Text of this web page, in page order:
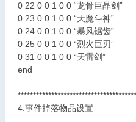
0 22 0 0 1 0 0 “龙骨巨晶剑”
0 23 0 0 1 0 0 “天魔斗神”
0 24 0 0 1 0 0 “暴风锯齿”
0 25 0 0 1 0 0 “烈火巨刃”
0 31 0 0 1 0 0 “天雷剑”
end
4.事件掉落物品设置